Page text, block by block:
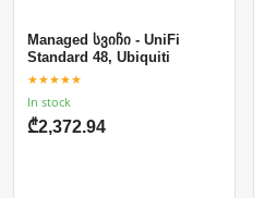
Managed სვიჩი - UniFi
Standard 48, Ubiquiti
★★★★★
In stock
₾2,372.94